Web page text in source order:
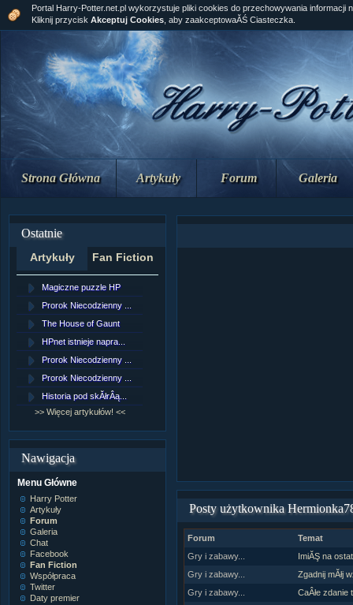
Strona Główna Artykuły Forum Galeria
Ostatnie
Artykuły Fan Fiction
Magiczne puzzle HP
Prorok Niecodzienny ...
The House of Gaunt
HPnet istnieje napra...
Prorok Niecodzienny ...
Prorok Niecodzienny ...
Historia pod skĂłrÂą...
>> Więcej artykułów! <<
Nawigacja
Menu Główne
Harry Potter
Artykuły
Forum
Galeria
Chat
Facebook
Fan Fiction
Współpraca
Twitter
Daty premier
Portal Harry-Potter.net.pl wykorzystuje pliki cookies do przechowywania informacji
Kliknij przycisk Akceptuj Cookies , aby zaakceptowaĂŚ Ciasteczka.
Posty użytkownika
Forum
Temat
Gry i zabawy...
ImiĂŞ na
Gry i zabawy...
Zgadnij mĂłj
Gry i zabawy...
CaÂłe zdanie